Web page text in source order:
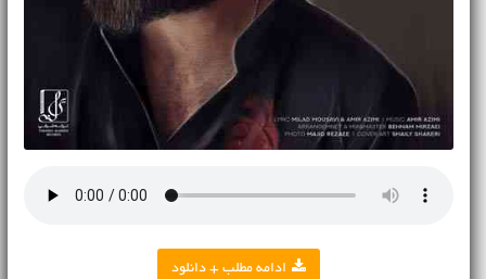
ادامه مطلب + دانلود